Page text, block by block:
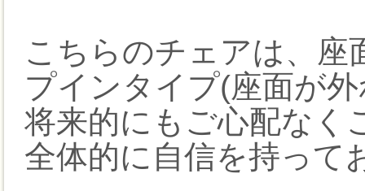
こちらのチェアは、座
プインタイプ(座面が
将来的にもご心配なく
全体的に自信を持って